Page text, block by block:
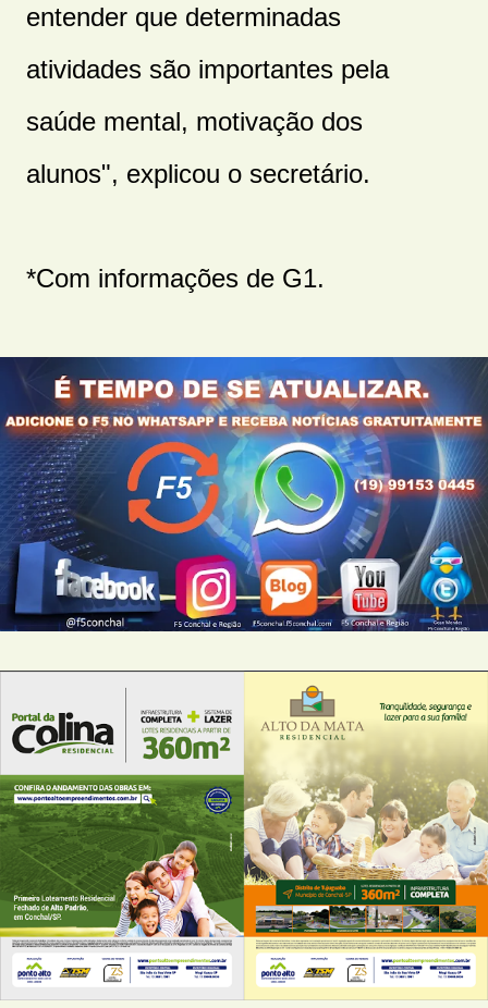
entender que determinadas
atividades são importantes pela
saúde mental, motivação dos
alunos", explicou o secretário.
*Com informações de G1.